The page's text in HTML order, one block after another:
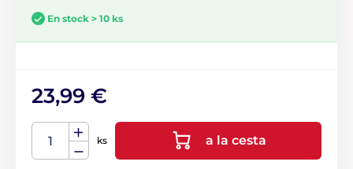
En stock > 10 ks
23,99 €
ks a la cesta